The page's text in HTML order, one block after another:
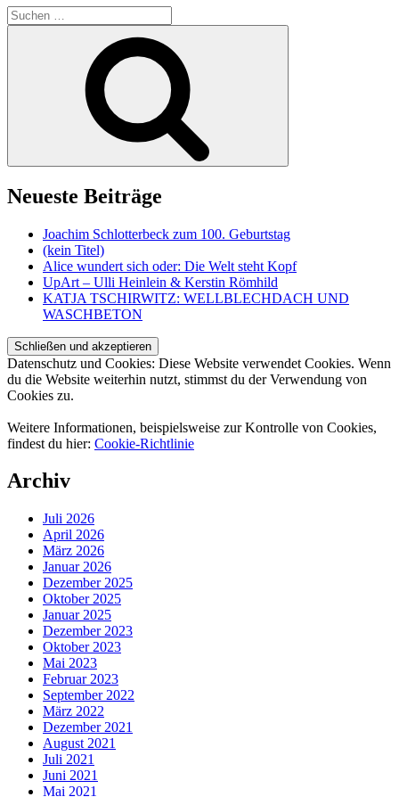
Suche
nach:
Neueste Beiträge
Joachim Schlotterbeck zum 100. Geburtstag
(kein Titel)
Alice wundert sich oder: Die Welt steht Kopf
UpArt – Ulli Heinlein & Kerstin Römhild
KATJA TSCHIRWITZ: WELLBLECHDACH UND
WASCHBETON
Datenschutz und Cookies: Diese Website verwendet Cookies. Wenn
du die Website weiterhin nutzt, stimmst du der Verwendung von
Cookies zu.
Weitere Informationen, beispielsweise zur Kontrolle von Cookies,
findest du hier: Cookie-Richtlinie
Archiv
Juli 2026
April 2026
März 2026
Januar 2026
Dezember 2025
Oktober 2025
Januar 2025
Dezember 2023
Oktober 2023
Mai 2023
Februar 2023
September 2022
März 2022
Dezember 2021
August 2021
Juli 2021
Juni 2021
Mai 2021